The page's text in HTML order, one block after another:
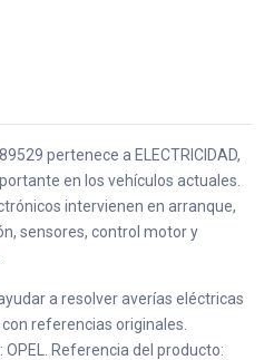
pertenece a ELECTRICIDAD,
en los vehículos actuales.
intervienen en arranque,
sensores, control motor y
a resolver averías eléctricas
referencias originales.
Referencia del producto: